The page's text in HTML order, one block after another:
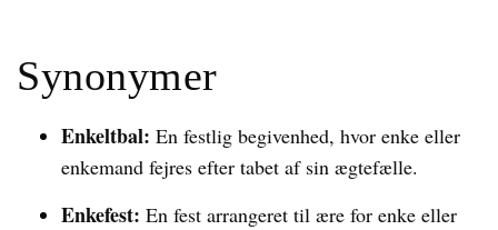
Synonymer
Enkeltbal: En festlig begivenhed, hvor enke eller
enkemand fejres efter tabet af sin ægtefælle.
Enkefest: En fest arrangeret til ære for enke eller